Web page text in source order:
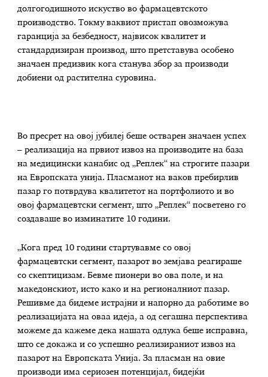
долгогодишното искуство во фармацевтското
производство. Токму ваквиот пристап овозможува
гаранција за безбедност, највисок квалитет и
стандардизиран производ, што претставува особено
значаен предизвик кога станува збор за производи
добиени од растителна суровина.
Во пресрет на овој јубилеј беше остварен значаен успех
– реализација на првиот извоз на производите на база
на медицински канабис од „Реплек“ на строгите пазари
на Европската унија. Пласманот на ваков пребирлив
пазар го потврдува квалитетот на портфолиото и во
овој фармацевтски сегмент, што „Реплек“ посветено го
создаваше во изминатите 10 години.
„Кога пред 10 години стартувавме со овој
фармацевтски сегмент, пазарот во земјава реагираше
со скептицизам. Бевме пионери во ова поле, и на
македонскиот, исто како и на регионалниот пазар.
Решивме да бидеме истрајни и напорно да работиме во
реализацијата на оваа идеја, а од сегашна перспектива
можеме да кажеме дека нашата одлука беше исправна,
што се докажа и со успешно реализираниот извоз на
пазарот на Европската Унија. За пласман на овие
производи има сериозен потенцијал, бидејќи